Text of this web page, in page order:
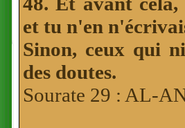
et tu n'en
Sinon, ceux qui
des doutes.
Sourate 29 : AL-